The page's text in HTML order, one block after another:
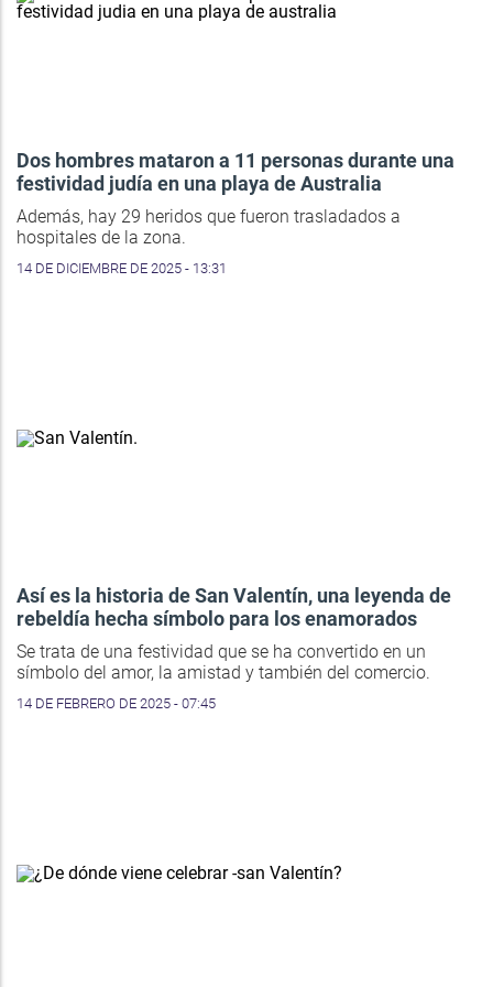
Dos hombres mataron a 11 personas durante una
festividad judía en una playa de Australia
Además, hay 29 heridos que fueron trasladados a
hospitales de la zona.
14 DE DICIEMBRE DE 2025 - 13:31
Así es la historia de San Valentín, una leyenda de
rebeldía hecha símbolo para los enamorados
Se trata de una festividad que se ha convertido en un
símbolo del amor, la amistad y también del comercio.
14 DE FEBRERO DE 2025 - 07:45